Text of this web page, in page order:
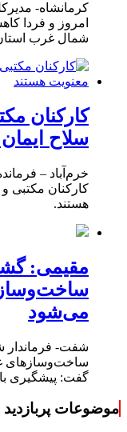
کرمانشاه-
امروز و فردا
شمال غرب
کارکنان
سلاح
کارکنان مکتبی
هستند.
مقیمی:
می‌شود
شفت-
ساخت‌وسازهای
گفت: پیشگیری
موضوعات پربازدید